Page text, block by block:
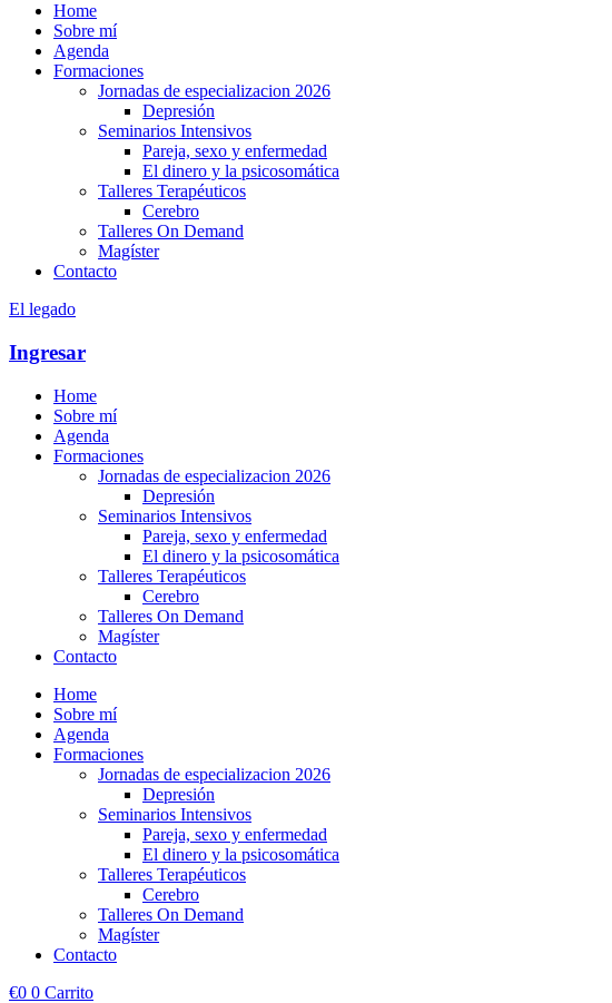
Home
Sobre mí
Agenda
Formaciones
Jornadas de especializacion 2026
Depresión
Seminarios Intensivos
Pareja, sexo y enfermedad
El dinero y la psicosomática
Talleres Terapéuticos
Cerebro
Talleres On Demand
Magíster
Contacto
El legado
Ingresar
Home
Sobre mí
Agenda
Formaciones
Jornadas de especializacion 2026
Depresión
Seminarios Intensivos
Pareja, sexo y enfermedad
El dinero y la psicosomática
Talleres Terapéuticos
Cerebro
Talleres On Demand
Magíster
Contacto
Home
Sobre mí
Agenda
Formaciones
Jornadas de especializacion 2026
Depresión
Seminarios Intensivos
Pareja, sexo y enfermedad
El dinero y la psicosomática
Talleres Terapéuticos
Cerebro
Talleres On Demand
Magíster
Contacto
€0 0 Carrito